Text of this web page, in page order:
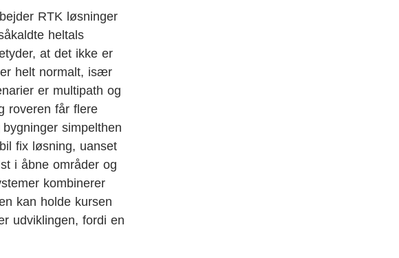
RTK løsninger
heltals
at det ikke er
helt normalt, især
er multipath og
roveren får flere
simpelthen
fix løsning, uanset
i åbne områder og
kombinerer
kan holde kursen
udviklingen, fordi en